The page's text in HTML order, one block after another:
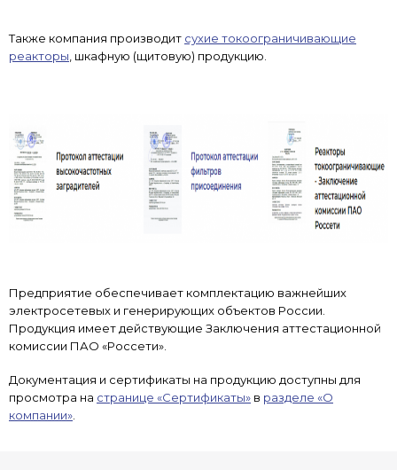
Также компания производит сухие токоограничивающие
реакторы , шкафную (щитовую) продукцию.
Предприятие обеспечивает комплектацию важнейших
электросетевых и генерирующих объектов России.
Продукция имеет действующие Заключения аттестационной
комиссии ПАО «Россети».
Документация и сертификаты на продукцию доступны для
просмотра на странице «Сертификаты» в разделе «О
компании»